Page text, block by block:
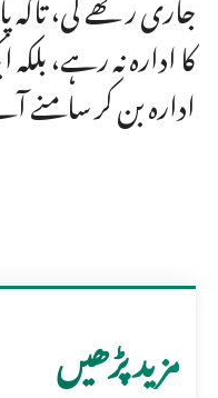
کا ادارہ نہ رہے،
ادارہ بن کر سامنے
مزید پڑھیں